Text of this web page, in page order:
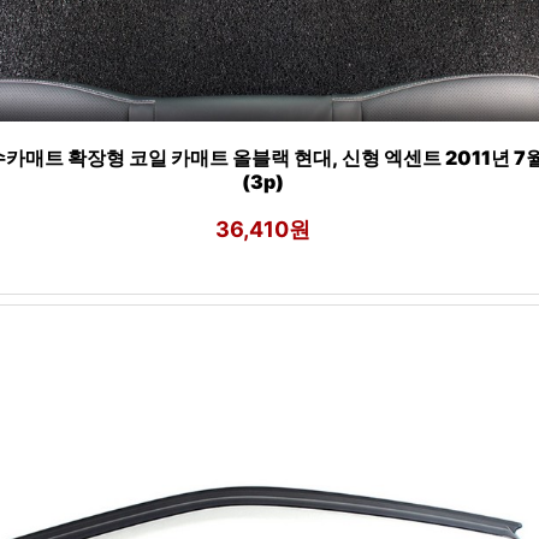
카매트 확장형 코일 카매트 올블랙 현대, 신형 엑센트 2011년 7
(3p)
36,410원